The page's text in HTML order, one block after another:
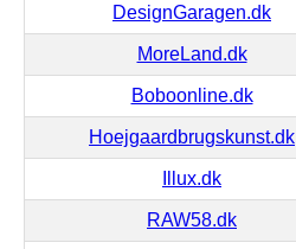
DesignGaragen.dk
MoreLand.dk
Boboonline.dk
Hoejgaardbrugskunst.dk
Illux.dk
RAW58.dk